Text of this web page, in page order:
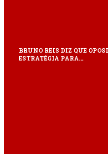
BRUNO REIS DIZ QUE
ESTRATÉGIA PARA…